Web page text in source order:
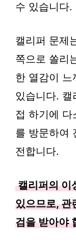
수 있습니다.
캘리퍼 문제
쪽으로 쏠리
한 열감이 느
있습니다. 캘
접 하기에
를 방문하여
전합니다.
캘리퍼의 이
있으므로, 관
검을 받아야